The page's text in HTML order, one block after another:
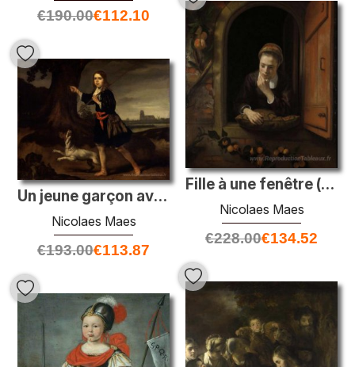
€190.00€112.10
Fille à une fenêtre (également connue sous le nom de Daydreamer)
Nicolaes Maes
€228.00€134.52
Un jeune garçon avec son chien
Nicolaes Maes
€193.00€113.87